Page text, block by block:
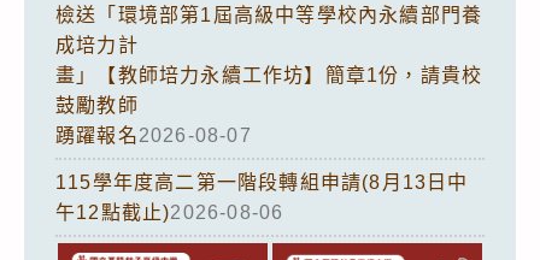
檢送「環境部第1屆高級中等學校內永續部門養
成培力計
畫」【教師培力永續工作坊】簡章1份，請貴校
鼓勵教師
踴躍報名2026-08-07
115學年度高二第一階段轉組申請(8月13日中
午12點截止)2026-08-06